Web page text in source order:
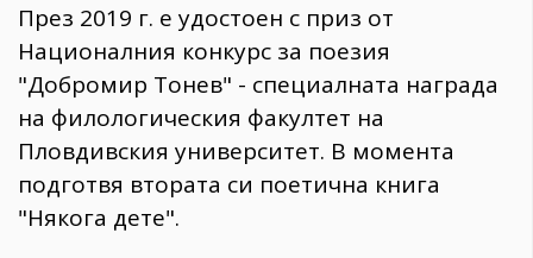
През 2019 г. е удостоен с приз от
Националния конкурс за поезия
"Добромир Тонев" - специалната награда
на филологическия факултет на
Пловдивския университет. В момента
подготвя втората си поетична книга
"Някога дете".